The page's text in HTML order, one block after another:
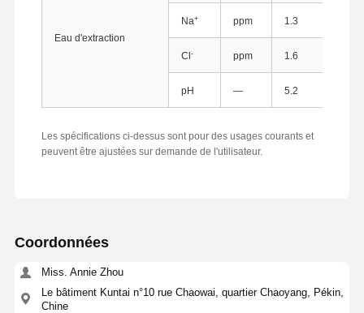
Aperçu Produits
A Propos De
Nous
Visite D'usine
Contrôle De
Microsphères de silice monodispersées
Eau d'extraction
Na+ ppm 1.3
Cl- ppm 1.6
pH — 5.2
Les spécifications ci-dessus sont pour des usages courants et
peuvent être ajustées sur demande de l'utilisateur.
Coordonnées
Miss. Annie Zhou
Le bâtiment Kuntai n°10 rue Chaowai, quartier Chaoyang, Pékin,
Chine